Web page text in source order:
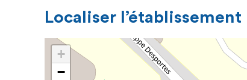
Localiser l’établissement
+
−